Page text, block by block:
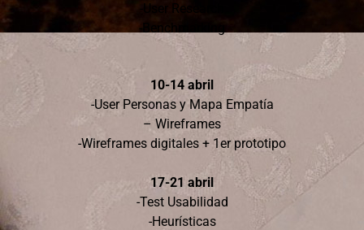
-User Research
-Benchmarking
10-14 abril
-User Personas y Mapa Empatía
– Wireframes
-Wireframes digitales + 1er prototipo
17-21 abril
-Test Usabilidad
-Heurísticas